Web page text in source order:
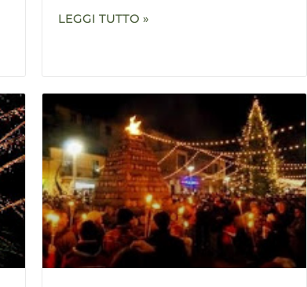
LEGGI TUTTO »